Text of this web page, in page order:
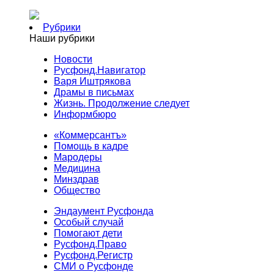
Рубрики
Наши рубрики
Новости
Русфонд.Навигатор
Варя Иштрякова
Драмы в письмах
Жизнь. Продолжение следует
Информбюро
«Коммерсантъ»
Помощь в кадре
Мародеры
Медицина
Минздрав
Общество
Эндаумент Русфонда
Особый случай
Помогают дети
Русфонд.Право
Русфонд.Регистр
СМИ о Русфонде